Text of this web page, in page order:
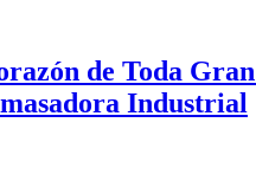
de Toda
Industrial